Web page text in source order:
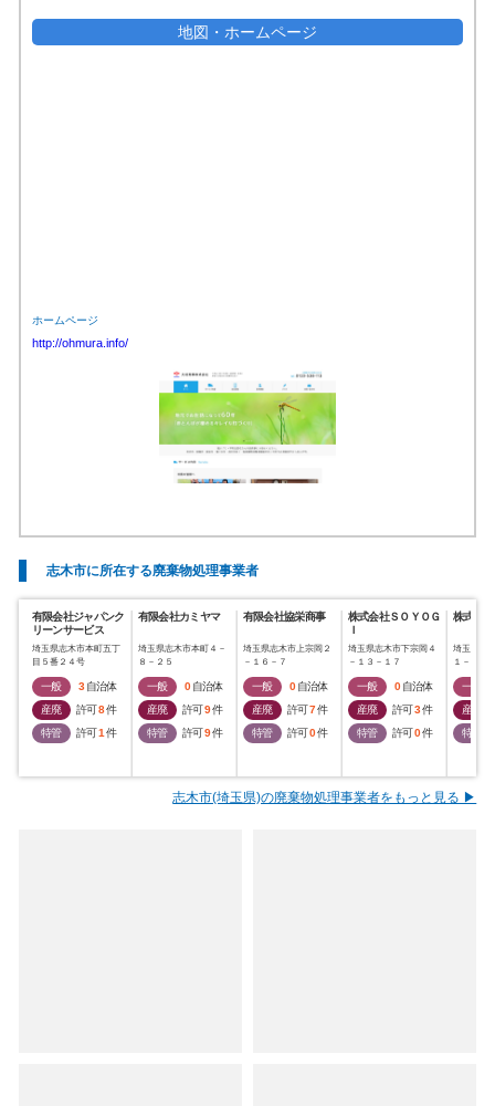
地図・ホームページ
ホームページ
http://ohmura.info/
志木市に所在する廃棄物処理事業者
有限会社ジャパンク
リーンサービス
埼玉県志木市本町五丁
目５番２４号
一般 3 自治体
産廃
許可8件
特管
許可1 件
有限会社カミヤマ
埼玉県志木市本町４－
８－２５
一般 0 自治体
産廃
許可9件
特管
許可9件
有限会社協栄商事
埼玉県志木市上宗岡２
－１６－７
一般 0 自治体
産廃
許可7件
特管
許可0件
株式会社ＳＯＹＯＧ
Ｉ
埼玉県志木市下宗岡４
－１３－１７
一般 0 自治体
産廃
許可3件
特管
許可0件
株式会
埼玉県志
１－４
一般
産廃
特管
志木市(埼玉県)の廃棄物処理事業者をもっと見る ▶